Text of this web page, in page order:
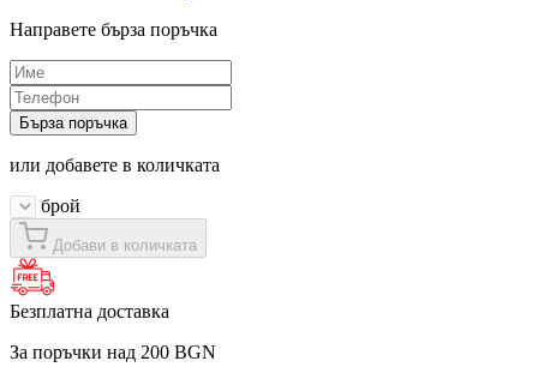
Направете бърза поръчка
Бърза поръчка
или добавете в количката
брой
Добави в количката
Безплатна доставка
За поръчки над 200 BGN